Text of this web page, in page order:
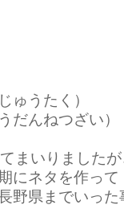
ゅうたく）
だんねつざい）
まいりました
にネタを作って
野県までいっ